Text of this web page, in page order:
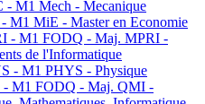
- M1 Mech - Mecanique
M1 MiE - Master en Economie
- M1 FODQ - Maj. MPRI -
de l'Informatique
- M1 PHYS - Physique
M1 FODQ - Maj. QMI -